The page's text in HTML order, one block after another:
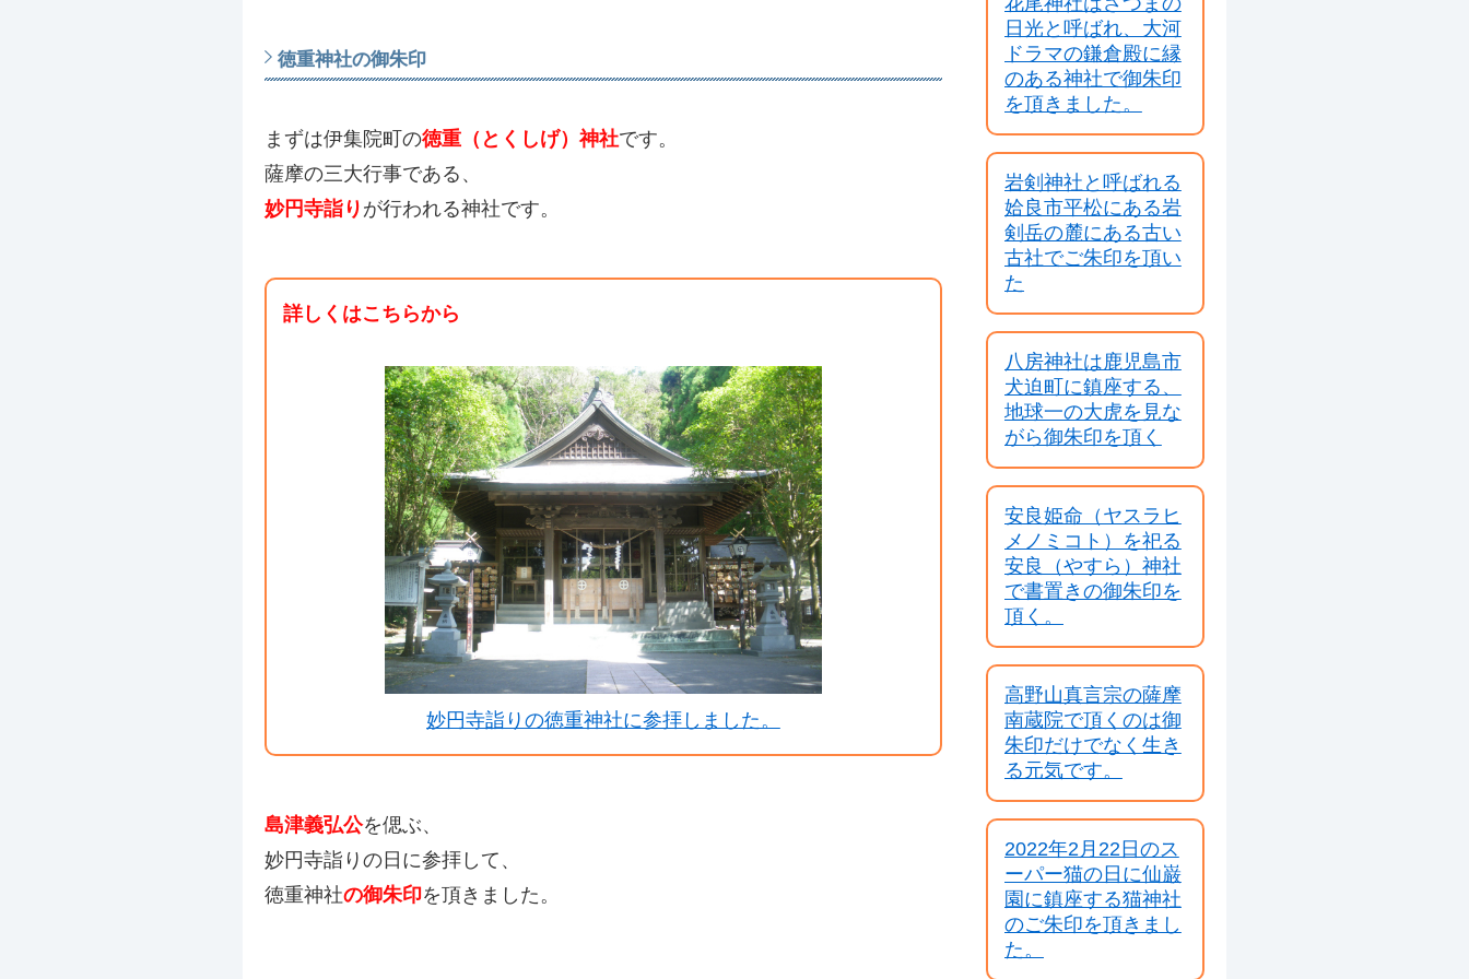
徳重神社の御朱印
まずは伊集院町の徳重（とくしげ）神社です。
薩摩の三大行事である、
妙円寺詣り が行われる神社です。
詳しくはこちらから
妙円寺詣りの徳重神社に参拝しました。
島津義弘公を偲ぶ、
妙円寺詣りの日に参拝して、
徳重神社の御朱印を頂きました。
日光と呼ばれ、大河
ドラマの鎌倉殿に縁
のある神社で御朱印
を頂きました。
岩剣神社と呼ばれる
姶良市平松にある岩
剣岳の麓にある古い
古社でご朱印を頂い
た
八房神社は鹿児島市
犬迫町に鎮座する、
地球一の大虎を見な
がら御朱印を頂く
安良姫命（ヤスラヒ
メノミコト）を祀る
安良（やすら）神社
で書置きの御朱印を
頂く。
高野山真言宗の薩摩
南蔵院で頂くのは御
朱印だけでなく生き
る元気です。
2022年2月22日のス
ーパー猫の日に仙巌
園に鎮座する猫神社
のご朱印を頂きまし
た。